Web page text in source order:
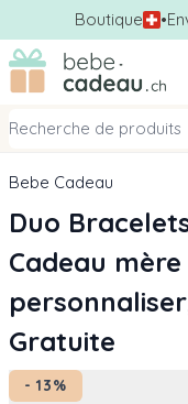
Boutique •
Allez au contenu
Bebe Cadeau
Duo
Cadeau
Gratuite
- 13%